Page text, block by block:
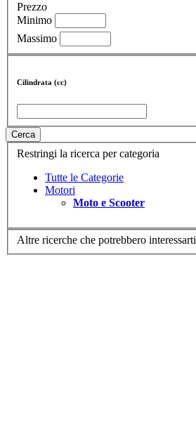
Prezzo
Minimo
Massimo
Cilindrata (cc)
Cerca
Restringi la ricerca per categoria
Tutte le Categorie
Motori
Moto e Scooter
Altre ricerche che potrebbero interessarti